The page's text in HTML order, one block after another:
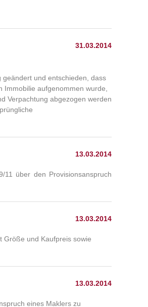
31.03.2014
geändert und entschieden, dass
aufgenommen wurde,
Verpachtung abgezogen werden
13.03.2014
11 über den Provisionsanspruch
13.03.2014
Größe und Kaufpreis sowie
13.03.2014
eines Maklers zu